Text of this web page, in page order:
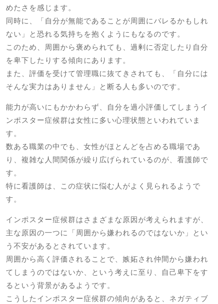
めたさを感じます。
同時に、「自分が無能であることが周囲にバレるかもしれ
ない」と恐れる気持ちを抱くようにもなるのです。
このため、周囲から褒められても、過剰に否定したり自分
を卑下したりする傾向にあります。
また、評価を受けて管理職に抜てきされても、「自分には
そんな実力はありません」と断る人も多いのです。
能力が高いにもかかわらず、自分を過小評価してしまうイ
ンポスター症候群は女性に多い心理状態といわれていま
す。
数ある職業の中でも、女性がほとんどを占める職場であ
り、複雑な人間関係が繰り広げられているのが、看護師で
す。
特に看護師は、この症状に悩む人がよく見られるようで
す。
インポスター症候群はさまざまな原因が考えられますが、
主な原因の一つに「周囲から嫌われるのではないか」とい
う不安があるとされています。
周囲から高く評価されることで、嫉妬され仲間から嫌われ
てしまうのではないか、という考えに至り、自己卑下をす
るという背景があるようです。
こうしたインポスター症候群の傾向があると、ネガティブ